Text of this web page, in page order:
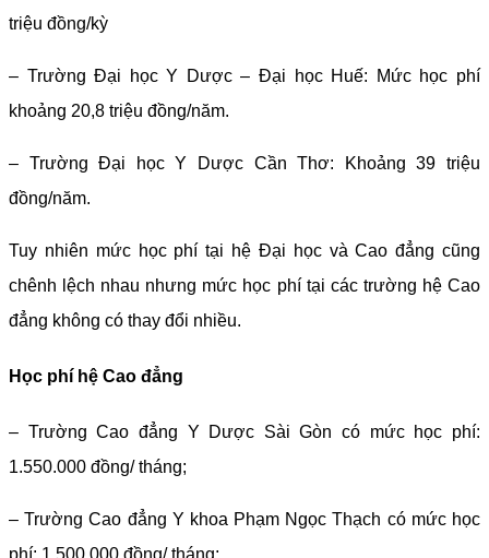
triệu đồng/kỳ
– Trường Đại học Y Dược – Đại học Huế: Mức học phí
khoảng 20,8 triệu đồng/năm.
– Trường Đại học Y Dược Cần Thơ: Khoảng 39 triệu
đồng/năm.
Tuy nhiên mức học phí tại hệ Đại học và Cao đẳng cũng
chênh lệch nhau nhưng mức học phí tại các trường hệ Cao
đẳng không có thay đổi nhiều.
Học phí hệ Cao đẳng
– Trường Cao đẳng Y Dược Sài Gòn có mức học phí:
1.550.000 đồng/ tháng;
– Trường Cao đẳng Y khoa Phạm Ngọc Thạch có mức học
phí: 1.500.000 đồng/ tháng;